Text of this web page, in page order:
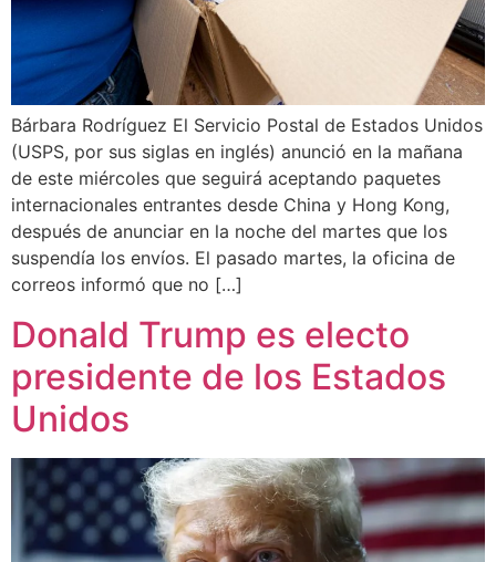
Bárbara Rodríguez El Servicio Postal de Estados Unidos
(USPS, por sus siglas en inglés) anunció en la mañana
de este miércoles que seguirá aceptando paquetes
internacionales entrantes desde China y Hong Kong,
después de anunciar en la noche del martes que los
suspendía los envíos. El pasado martes, la oficina de
correos informó que no […]
Donald Trump es electo
presidente de los Estados
Unidos